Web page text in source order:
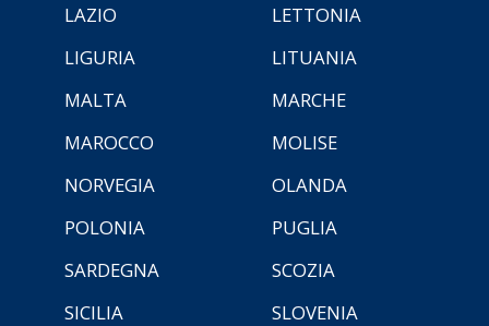
LAZIO
LETTONIA
LIGURIA
LITUANIA
MALTA
MARCHE
MAROCCO
MOLISE
NORVEGIA
OLANDA
POLONIA
PUGLIA
SARDEGNA
SCOZIA
SICILIA
SLOVENIA